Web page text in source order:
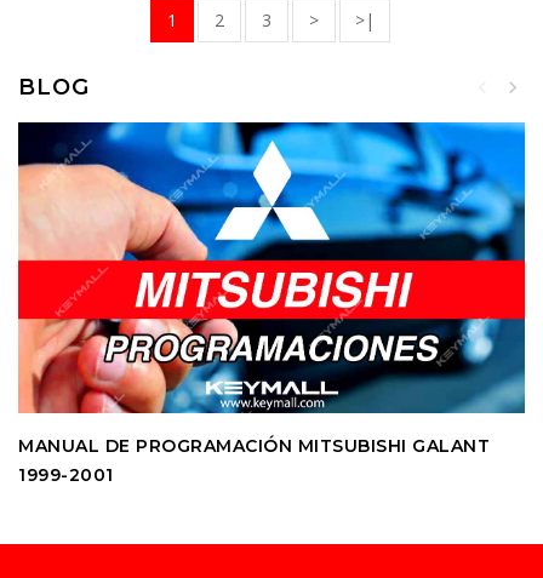
1 2 3 > >|
BLOG
MANUAL DE PROGRAMACIÓN MITSUBISHI GALANT
1999-2001